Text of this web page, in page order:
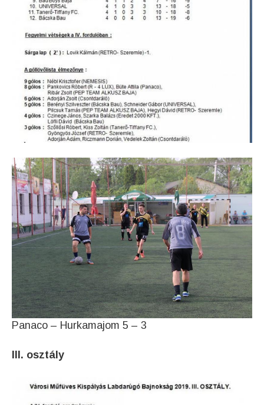
Panaco – Hurkamajom 5 – 3
III. osztály